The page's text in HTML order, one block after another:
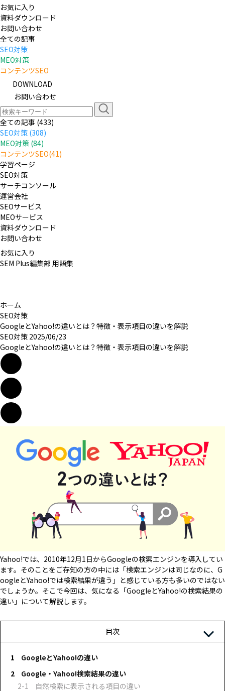
お気に入り
資料ダウンロード
お問い合わせ
全ての記事
SEO対策
MEO対策
コンテンツSEO
DOWNLOAD
お問い合わせ
全ての記事 (433)
SEO対策 (308)
MEO対策 (84)
コンテンツSEO(41)
学習ページ
SEO対策
サーチコンソール
運営会社
SEOサービス
MEOサービス
資料ダウンロード
お問い合わせ
お気に入り
SEM Plus編集部 用語集
ホーム
SEO対策
GoogleとYahoo!の違いとは？特徴・表示項目の違いを解説
SEO対策 2025/06/23
GoogleとYahoo!の違いとは？特徴・表示項目の違いを解説
Yahoo!では、2010年12月1日からGoogleの検索エンジンを導入してい
ます。そのことをご存知の方の中には「検索エンジンは同じなのに、G
oogleとYahoo!では検索結果が違う」と感じている方も多いのではない
でしょうか。そこで今回は、気になる「GoogleとYahoo!の検索結果の
違い」について解説します。
目次
GoogleとYahoo!の違い
Google・Yahoo!検索結果の違い
自然検索に表示される項目の違い